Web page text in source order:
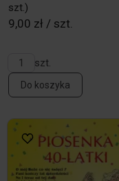
szt.)
9,00 zł / szt.
szt.
Do koszyka